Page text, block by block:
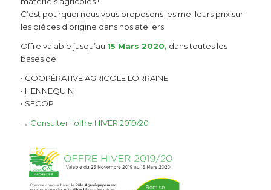
C’est pourquoi nous vous proposons les meilleurs prix sur
les pièces d’origine dans nos ateliers
Offre valable jusqu’au 15 Mars 2020, dans toutes les
bases de
• COOPÉRATIVE AGRICOLE LORRAINE
• HENNEQUIN
• SECOP
→ Consulter l’offre HIVER 2019/20